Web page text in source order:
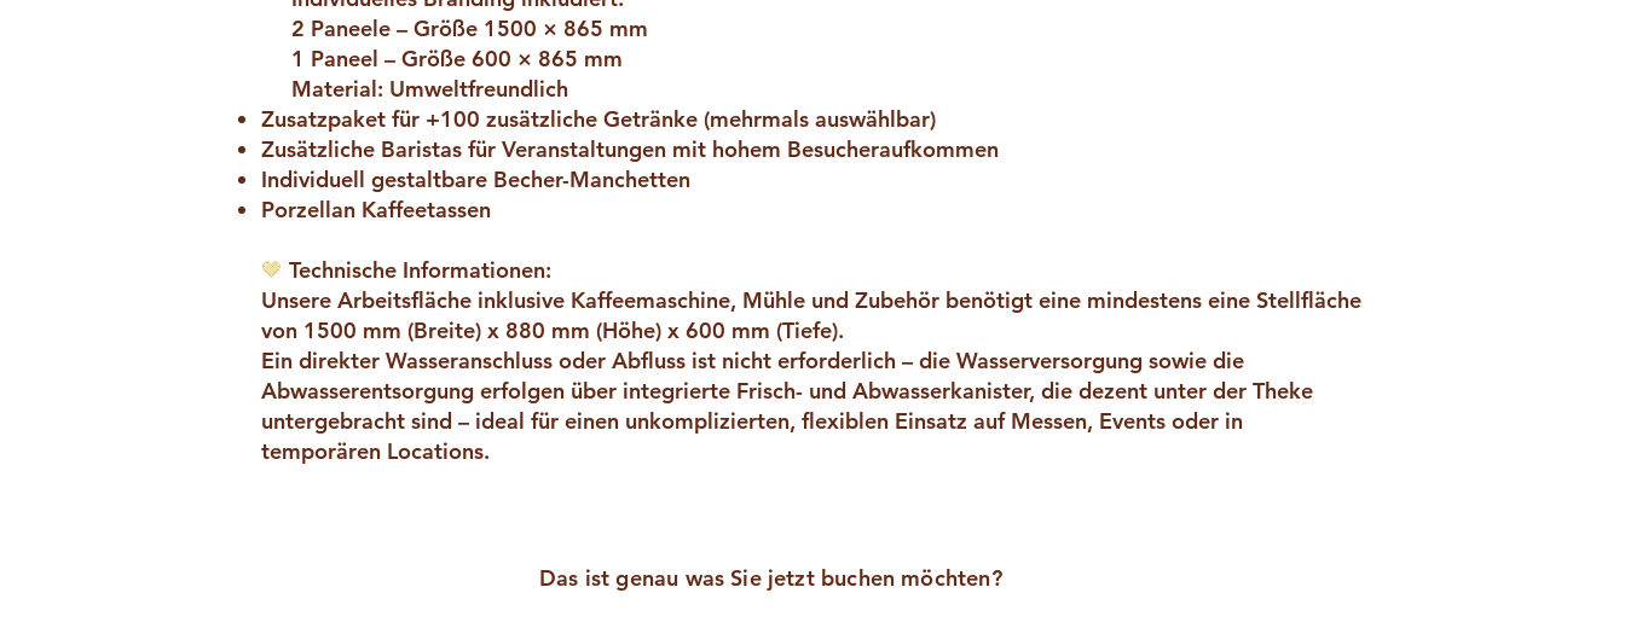
2 Paneele – Größe 1500 × 865 mm
1 Paneel – Größe 600 × 865 mm
Material: Umweltfreundlich
Zusatzpaket für +100 zusätzliche Getränke (mehrmals auswählbar)
Zusätzliche Baristas für Veranstaltungen mit hohem Besucheraufkommen
Individuell gestaltbare Becher-Manchetten
Porzellan Kaffeetassen
🤎 Technische Informationen:
Unsere Arbeitsfläche inklusive Kaffeemaschine, Mühle und Zubehör benötigt eine mindestens eine Stellfläche
von 1500 mm (Breite) x 880 mm (Höhe) x 600 mm (Tiefe).
Ein direkter Wasseranschluss oder Abfluss ist nicht erforderlich – die Wasserversorgung sowie die
Abwasserentsorgung erfolgen über integrierte Frisch- und Abwasserkanister, die dezent unter der Theke
untergebracht sind – ideal für einen unkomplizierten, flexiblen Einsatz auf Messen, Events oder in
temporären Locations.
Das ist genau was Sie jetzt buchen möchten?